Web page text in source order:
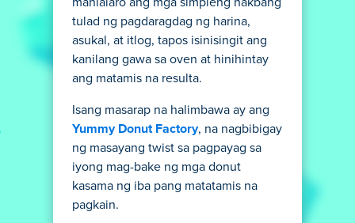
manlalaro ang mga simpleng hakbang
tulad ng pagdaragdag ng harina,
asukal, at itlog, tapos isinisingit ang
kanilang gawa sa oven at hinihintay
ang matamis na resulta.
Isang masarap na halimbawa ay ang
Yummy Donut Factory, na nagbibigay
ng masayang twist sa pagpayag sa
iyong mag-bake ng mga donut
kasama ng iba pang matatamis na
pagkain.